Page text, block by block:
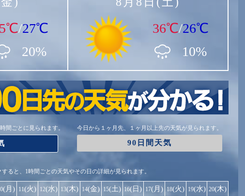
/27℃
20%
36℃/26℃
10%
間ごとに見られます。 今日から１ヶ月先、１ヶ月以上先の天気が見られます。
90日間天気
すると、1時間ごとの天気やその日の詳細が見られます。
(月) 11(火) 12(水) 13(木) 14(金) 15(土) 16(日) 17(月) 18(火) 19(水) 20(木)